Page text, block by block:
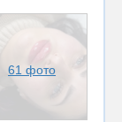
61 фото